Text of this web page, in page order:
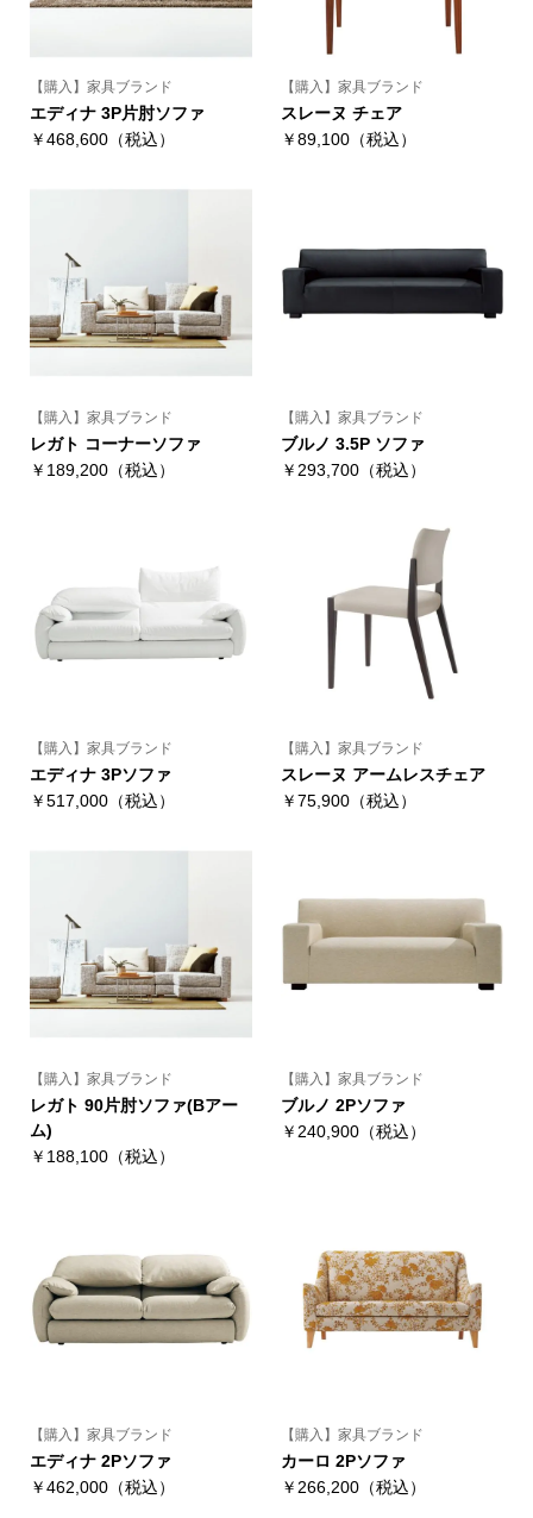
【購入】家具ブランド
エディナ 3P片肘ソファ
￥468,600（税込）
【購入】家具ブランド
スレーヌ チェア
￥89,100（税込）
【購入】家具ブランド
レガト コーナーソファ
￥189,200（税込）
【購入】家具ブランド
ブルノ 3.5P ソファ
￥293,700（税込）
【購入】家具ブランド
エディナ 3Pソファ
￥517,000（税込）
【購入】家具ブランド
スレーヌ アームレスチェア
￥75,900（税込）
【購入】家具ブランド
レガト 90片肘ソファ(Bアー
ム)
￥188,100（税込）
【購入】家具ブランド
ブルノ 2Pソファ
￥240,900（税込）
【購入】家具ブランド
エディナ 2Pソファ
￥462,000（税込）
【購入】家具ブランド
カーロ 2Pソファ
￥266,200（税込）